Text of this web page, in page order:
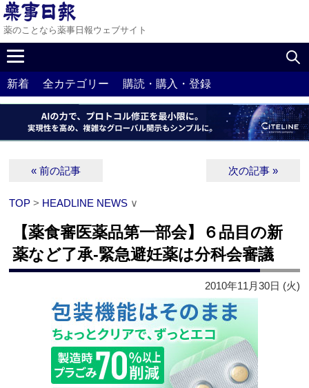
薬のことなら薬事日報ウェブサイト
新着 全カテゴリー 購読・購入・登録
« 前の記事 次の記事 »
TOP > HEADLINE NEWS ∨
【薬食審医薬品第一部会】６品目の新
薬など了承‐緊急避妊薬は分科会審議
2010年11月30日 (火)